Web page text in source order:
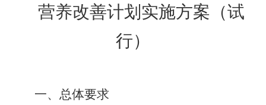
营养改善计划实施方案 （试
行）
一、总体要求